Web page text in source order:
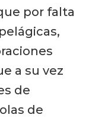
por falta
a su vez
de
de